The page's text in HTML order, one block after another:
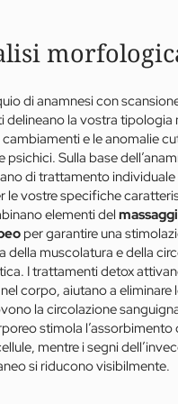
metabolismo
e alleggerimento
innovative e prodotti
in base alle
Cellboost ed elisir alle
& Low Carb
& Spirit
di anamnesi con
delineano la vostra
cambiamenti e le anomalie
psichici. Sulla base
di trattamento individuale
le vostre specifiche
elementi del
per garantire una
della muscolatura e della
I trattamenti detox
corpo, aiutano a eliminare
la circolazione
stimola l’assorbimento
mentre i segni
si riducono visibilmente.